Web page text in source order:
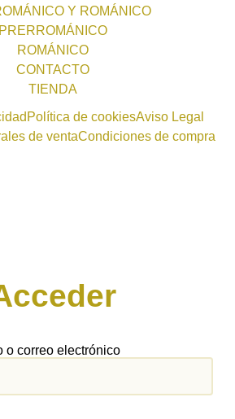
Y ROMÁNICO
PRERROMÁNICO
ROMÁNICO
CONTACTO
TIENDA
Política de cookiesAviso Legal
de ventaCondiciones de compra
o correo electrónico